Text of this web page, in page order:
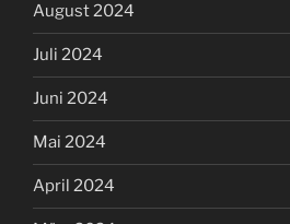
August 2024
Juli 2024
Juni 2024
Mai 2024
April 2024